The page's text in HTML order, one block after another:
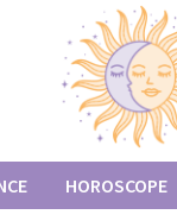
HOROSCOPE